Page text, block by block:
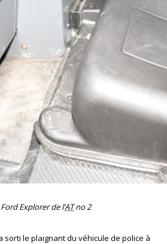
Explorer de l’ATno 2
sorti le plaignant du véhicule de police à